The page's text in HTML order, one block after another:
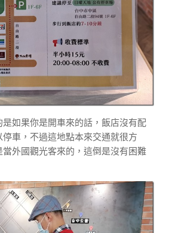
如果你是開車來的話，飯店沒有配
車，不過這地點本來交通就很方
外國觀光客來的，這倒是沒有困難